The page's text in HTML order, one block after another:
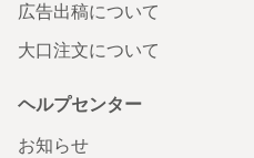
広告出稿について
大口注文について
ヘルプセンター
お知らせ